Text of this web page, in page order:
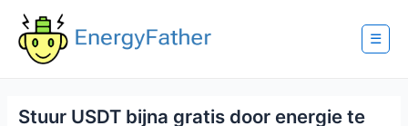
content
☰
Stuur USDT bijna gratis door energie te